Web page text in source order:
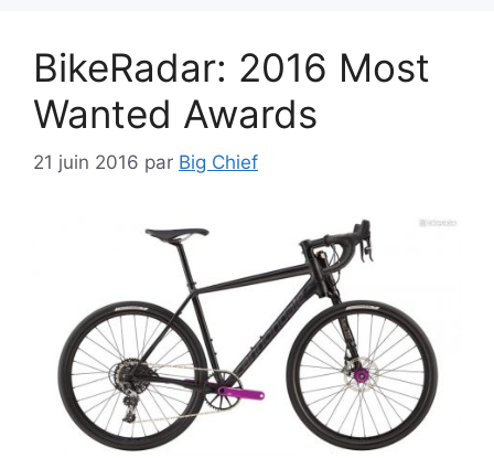
BikeRadar: 2016 Most
Wanted Awards
21 juin 2016 par Big Chief